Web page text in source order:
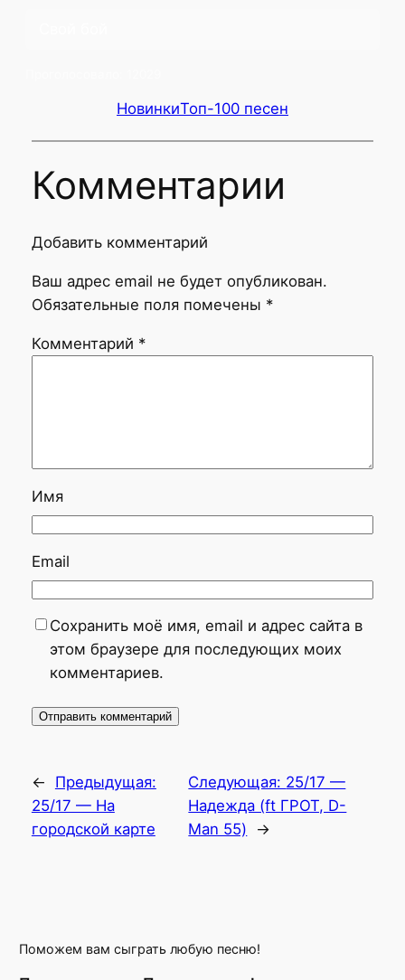
НовинкиТоп-100 песен
Комментарии
Добавить комментарий
Ваш адрес email не будет опубликован.
Обязательные поля помечены *
Комментарий *
Имя
Email
Сохранить моё имя, email и адрес сайта в
этом браузере для последующих моих
комментариев.
←
Предыдущая:
25/17 — На
городской карте
Следующая: 25/17 —
Надежда (ft ГРОТ, D-
Man 55)
→
Поможем вам сыграть любую песню!